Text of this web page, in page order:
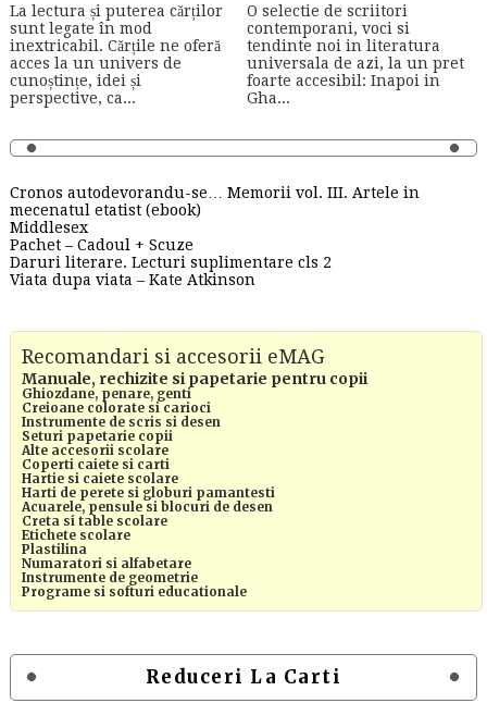
La lectura și puterea cărților
sunt legate în mod
inextricabil. Cărțile ne oferă
acces la un univers de
cunoștințe, idei și
perspective, ca...
O selectie de scriitori
contemporani, voci si
tendinte noi in literatura
universala de azi, la un pret
foarte accesibil: Inapoi in
Gha...
Cronos autodevorandu-se… Memorii vol. III. Artele in
mecenatul etatist (ebook)
Middlesex
Pachet – Cadoul + Scuze
Daruri literare. Lecturi suplimentare cls 2
Viata dupa viata – Kate Atkinson
Recomandari si accesorii eMAG
Manuale, rechizite si papetarie pentru copii
Ghiozdane, penare, genti
Creioane colorate si carioci
Instrumente de scris si desen
Seturi papetarie copii
Alte accesorii scolare
Coperti caiete si carti
Hartie si caiete scolare
Harti de perete si globuri pamantesti
Acuarele, pensule si blocuri de desen
Creta si table scolare
Etichete scolare
Plastilina
Numaratori si alfabetare
Instrumente de geometrie
Programe si softuri educationale
Reduceri La Carti